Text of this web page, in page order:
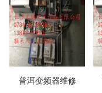
普洱变频器维修